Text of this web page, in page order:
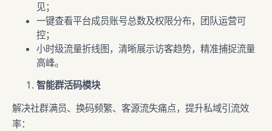
见；
一键查看平台成员账号总数及权限分布，团队运营可
控；
小时级流量折线图，清晰展示访客趋势，精准捕捉流量
高峰。
智能群活码模块
解决社群满员、换码频繁、客源流失痛点，提升私域引流效
率：